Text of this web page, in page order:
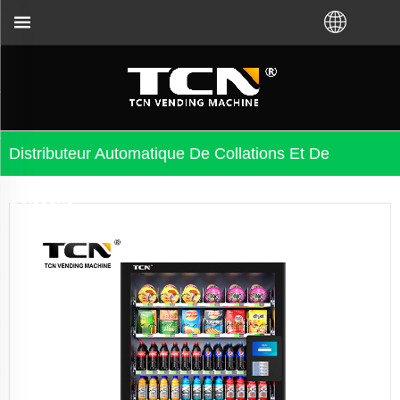
Distributeur Automatique De Collations Et De
Boissons
local. Appelez-nous : + 86-731-88048300